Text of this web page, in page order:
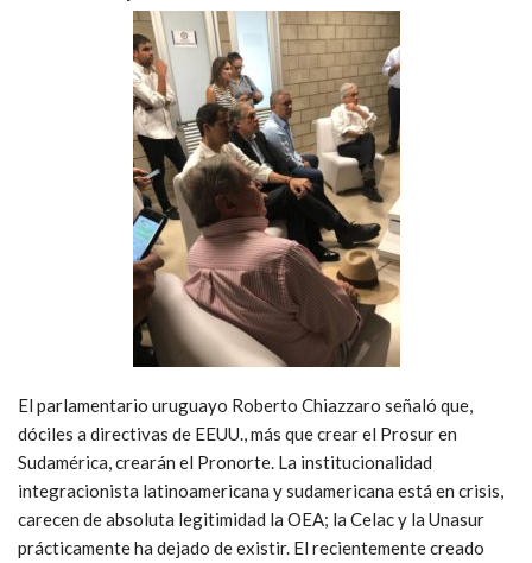
El parlamentario uruguayo Roberto Chiazzaro señaló que,
dóciles a directivas de EEUU., más que crear el Prosur en
Sudamérica, crearán el Pronorte. La institucionalidad
integracionista latinoamericana y sudamericana está en crisis,
carecen de absoluta legitimidad la OEA; la Celac y la Unasur
prácticamente ha dejado de existir. El recientemente creado